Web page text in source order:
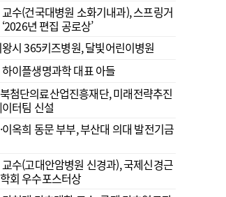
수(건국대병원 소화기내과), 스프링거
년 편집 공로상’
시 365키즈병원, 달빛어린이병원
이플생명과학 대표 아들
첨단의료산업진흥재단, 미래전략추진
이터팀 신설
이옥희 동문 부부, 부산대 의대 발전기금
수(고대안암병원 신경과), 국제신경근
회 우수포스터상